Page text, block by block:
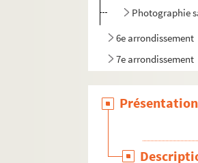
Photographie
6e arrondissement
7e arrondissement
9e arrondissement
10e
11e